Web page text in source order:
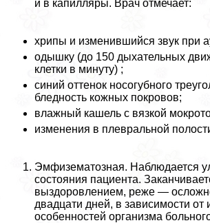
и в капилляры. Врач отмечает:
хрипы и изменившийся звук при
одышку (до 150 дыхательных
клетки в минуту) ;
синий оттенок носогубного
бледность кожных покровов;
влажный кашель с вязкой
изменения в плевральной
Эмфизематозная. Наблюдается
состояния пациента.
выздоровлением, реже —
двадцати дней, в зависимости
особенностей организма